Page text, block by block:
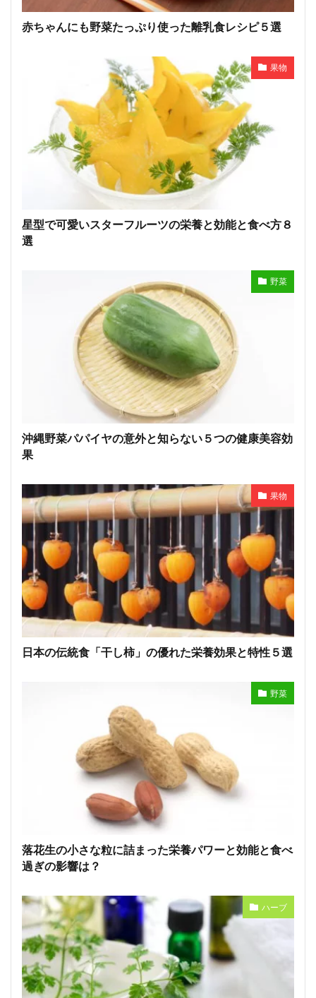
赤ちゃんにも野菜たっぷり使った離乳食レシピ５選
果物
星型で可愛いスターフルーツの栄養と効能と食べ方８
選
野菜
沖縄野菜パパイヤの意外と知らない５つの健康美容効
果
果物
日本の伝統食「干し柿」の優れた栄養効果と特性５選
野菜
落花生の小さな粒に詰まった栄養パワーと効能と食べ
過ぎの影響は？
ハーブ